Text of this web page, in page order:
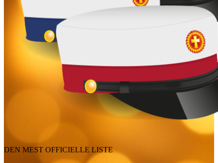
DEN MEST OFFICIELLE LISTE